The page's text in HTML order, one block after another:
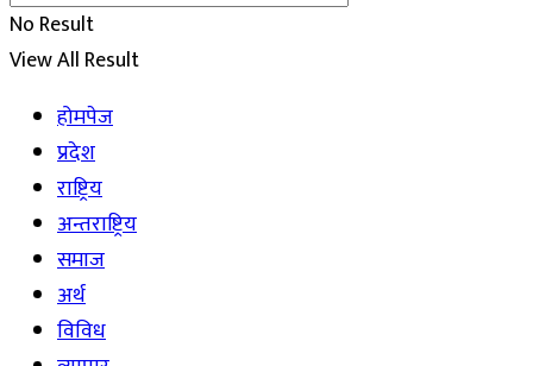
No Result
View All Result
होमपेज
प्रदेश
राष्ट्रिय
अन्तराष्ट्रिय
समाज
अर्थ
विविध